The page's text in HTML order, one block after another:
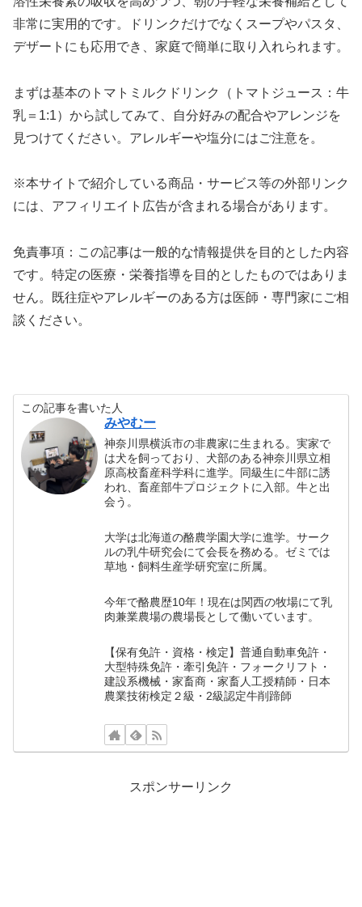
非常に実用的です。ドリンクだけでなくスープやパスタ、
デザートにも応用でき、家庭で簡単に取り入れられます。
まずは基本のトマトミルクドリンク（トマトジュース：牛
乳＝1:1）から試してみて、自分好みの配合やアレンジを
見つけてください。アレルギーや塩分にはご注意を。
※本サイトで紹介している商品・サービス等の外部リンク
には、アフィリエイト広告が含まれる場合があります。
免責事項：この記事は一般的な情報提供を目的とした内容
です。特定の医療・栄養指導を目的としたものではありま
せん。既往症やアレルギーのある方は医師・専門家にご相
談ください。
この記事を書いた人
みやむー
神奈川県横浜市の非農家に生まれる。実家で
は犬を飼っており、犬部のある神奈川県立相
原高校畜産科学科に進学。同級生に牛部に誘
われ、畜産部牛プロジェクトに入部。牛と出
会う。
大学は北海道の酪農学園大学に進学。サーク
ルの乳牛研究会にて会長を務める。ゼミでは
草地・飼料生産学研究室に所属。
今年で酪農歴10年！現在は関西の牧場にて乳
肉兼業農場の農場長として働いています。
【保有免許・資格・検定】普通自動車免許・
大型特殊免許・牽引免許・フォークリフト・
建設系機械・家畜商・家畜人工授精師・日本
農業技術検定２級・2級認定牛削蹄師
スポンサーリンク